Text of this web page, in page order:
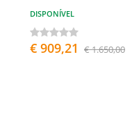
DISPONÍVEL
€ 909,21 € 1.650,00